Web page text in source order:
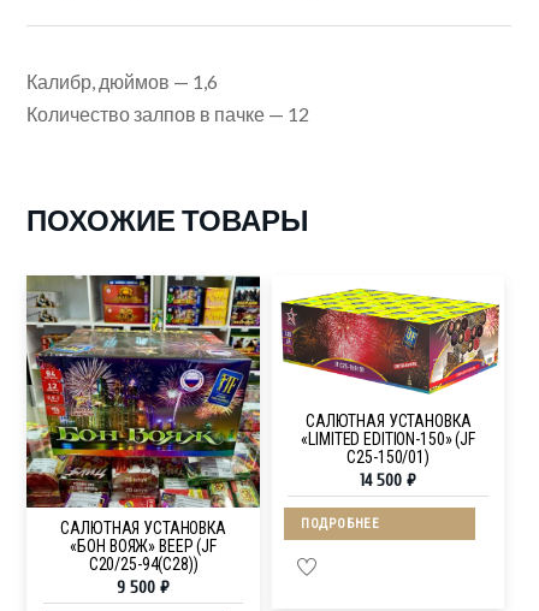
Калибр, дюймов — 1,6
Количество залпов в пачке — 12
ПОХОЖИЕ ТОВАРЫ
САЛЮТНАЯ УСТАНОВКА
«БОН ВОЯЖ» ВЕЕР (JF
C20/25-94(C28))
9 500₽
САЛЮТНАЯ УСТАНОВКА
«LIMITED EDITION-150» (JF
C25-150/01)
14 500₽
ПОДРОБНЕЕ